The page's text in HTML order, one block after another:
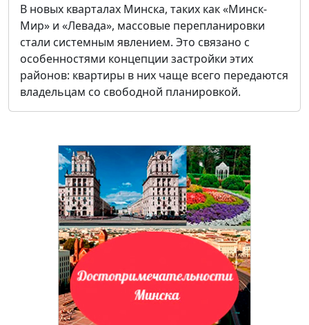
В новых кварталах Минска, таких как «Минск-
Мир» и «Левада», массовые перепланировки
стали системным явлением. Это связано с
особенностями концепции застройки этих
районов: квартиры в них чаще всего передаются
владельцам со свободной планировкой.